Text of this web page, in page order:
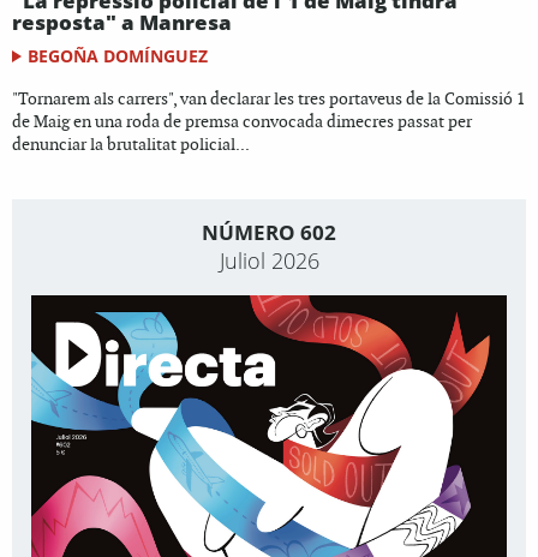
resposta" a Manresa
BEGOÑA DOMÍNGUEZ
"Tornarem als carrers", van declarar les tres portaveus de la Comissió 1
de Maig en una roda de premsa convocada dimecres passat per
denunciar la brutalitat policial...
NÚMERO 602
Juliol 2026